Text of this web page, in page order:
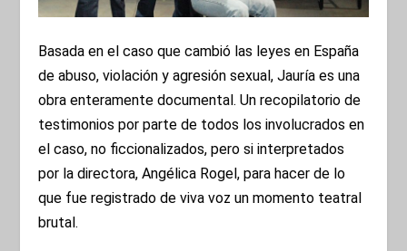
Basada en el caso que cambió las leyes en España
de abuso, violación y agresión sexual, Jauría es una
obra enteramente documental. Un recopilatorio de
testimonios por parte de todos los involucrados en
el caso, no ficcionalizados, pero si interpretados
por la directora, Angélica Rogel, para hacer de lo
que fue registrado de viva voz un momento teatral
brutal.